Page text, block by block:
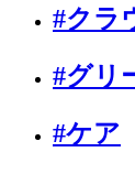
#クラ
#グリ
#ケア